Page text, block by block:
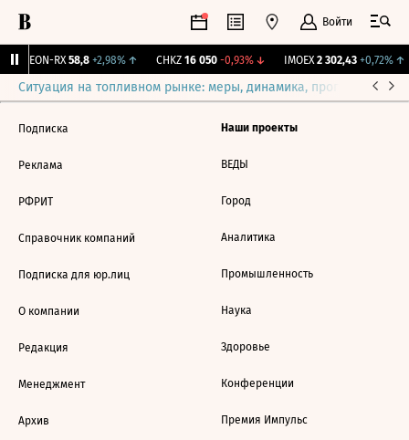
Войти
VEON-RX 58,8 +2,98%↑ CHKZ 16 050 -0,93%↓ IMOEX 2 302,43 +0,72%↑
Ситуация на топливном рынке: меры, динамика, прогнозы
Подписка
Реклама
РФРИТ
Справочник компаний
Подписка для юр.лиц
О компании
Редакция
Менеджмент
Архив
Наши проекты
ВЕДЫ
Город
Аналитика
Промышленность
Наука
Здоровье
Конференции
Премия Импульс